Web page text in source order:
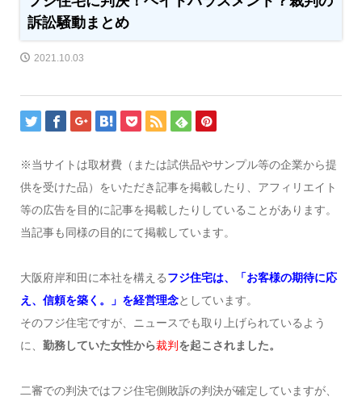
訴訟騒動まとめ
2021.10.03
※当サイトは取材費（または試供品やサンプル等の企業から提
供を受けた品）をいただき記事を掲載したり、アフィリエイト
等の広告を目的に記事を掲載したりしていることがあります。
当記事も同様の目的にて掲載しています。
大阪府岸和田に本社を構えるフジ住宅は、「お客様の期待に応
え、信頼を築く。」を経営理念としています。
そのフジ住宅ですが、ニュースでも取り上げられているよう
に、 勤務していた女性から裁判 を起こされました。
二審での判決ではフジ住宅側敗訴の判決が確定していますが、